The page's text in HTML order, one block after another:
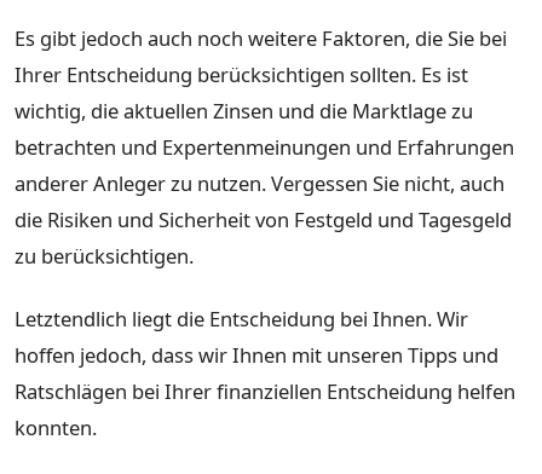
Es gibt jedoch auch noch weitere Faktoren, die Sie bei
Ihrer Entscheidung berücksichtigen sollten. Es ist
wichtig, die aktuellen Zinsen und die Marktlage zu
betrachten und Expertenmeinungen und Erfahrungen
anderer Anleger zu nutzen. Vergessen Sie nicht, auch
die Risiken und Sicherheit von Festgeld und Tagesgeld
zu berücksichtigen.
Letztendlich liegt die Entscheidung bei Ihnen. Wir
hoffen jedoch, dass wir Ihnen mit unseren Tipps und
Ratschlägen bei Ihrer finanziellen Entscheidung helfen
konnten.